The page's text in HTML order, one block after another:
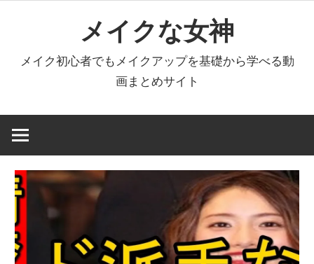
へ
キ
メイクな女神
メイク初心者でもメイクアップを基礎から学べる動
画まとめサイト